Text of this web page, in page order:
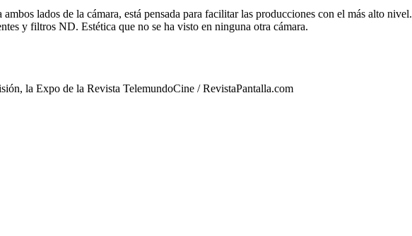
lados de la cámara, está pensada para facilitar las producciones con el más alto nivel.
y filtros ND. Estética que no se ha visto en ninguna otra cámara.
la Expo de la Revista TelemundoCine / RevistaPantalla.com